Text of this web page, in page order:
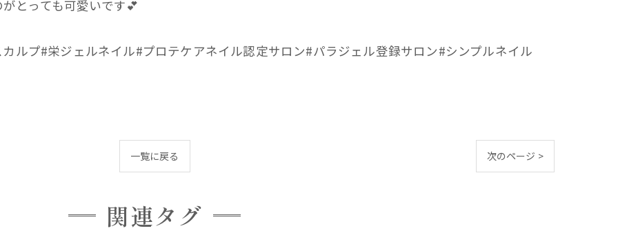
とっても可愛いです💕
ルプ#栄ジェルネイル#プロテケアネイル認定サロン#パラジェル登録サロン#シンプルネイル
一覧に戻る 次のページ >
関連タグ